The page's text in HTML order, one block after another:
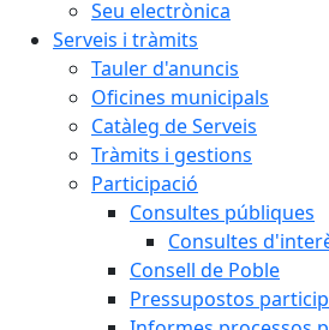
Seu electrònica
Serveis i tràmits
Tauler d'anuncis
Oficines municipals
Catàleg de Serveis
Tràmits i gestions
Participació
Consultes públiques
Consultes
Consell de Poble
Pressupostos